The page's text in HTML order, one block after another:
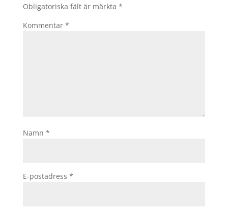
Obligatoriska fält är märkta *
Kommentar *
Namn *
E-postadress *